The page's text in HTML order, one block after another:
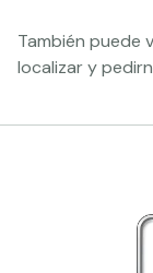
También puede
localizar y